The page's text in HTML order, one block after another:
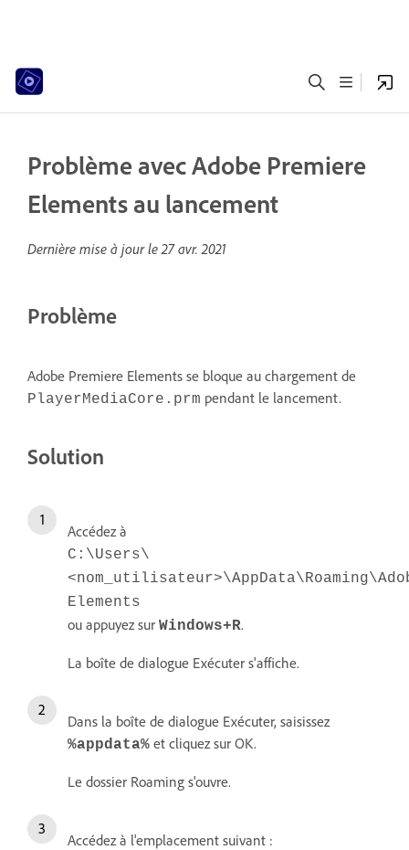
Problème avec Adobe Premiere
Elements au lancement
Dernière mise à jour le27 avr. 2021
Problème
Adobe Premiere Elements se bloque au chargement de
PlayerMediaCore.prm pendant le lancement.
Solution
Accédez à
C:\Users\
Elements
ou appuyez sur Windows+R.
La boîte de dialogue Exécuter s'affiche.
Dans la boîte de dialogue Exécuter, saisissez
%appdata% et cliquez sur OK.
Le dossier Roaming s'ouvre.
Accédez à l'emplacement suivant :